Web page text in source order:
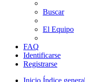
Buscar
El Equipo
FAQ
Identificarse
Registrarse